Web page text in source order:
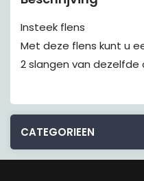
Insteek flens
Met deze flens kunt u
2 slangen van dezelfde
CATEGORIEEN